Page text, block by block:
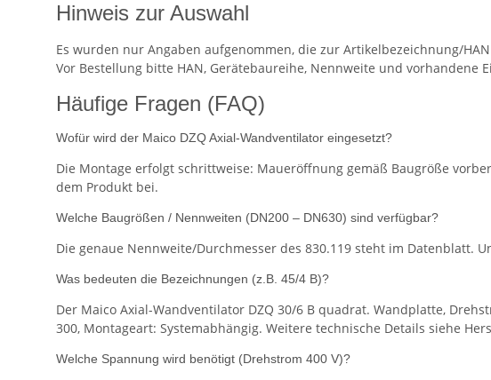
Hinweis zur Auswahl
Es wurden nur Angaben aufgenommen, die zur Artikelbezeichnung/
Vor Bestellung bitte HAN, Gerätebaureihe, Nennweite und
Häufige Fragen (FAQ)
Wofür wird der Maico DZQ Axial-Wandventilator eingesetzt?
Die Montage erfolgt schrittweise: Maueröffnung gemäß Baugröße
dem Produkt bei.
Welche Baugrößen / Nennweiten (DN200 – DN630) sind verfügbar?
Die genaue Nennweite/Durchmesser des 830.119 steht im Datenblatt.
Was bedeuten die Bezeichnungen (z.B. 45/4 B)?
Der Maico Axial-Wandventilator DZQ 30/6 B quadrat. Wandplatte,
300, Montageart: Systemabhängig. Weitere technische Details siehe
Welche Spannung wird benötigt (Drehstrom 400 V)?